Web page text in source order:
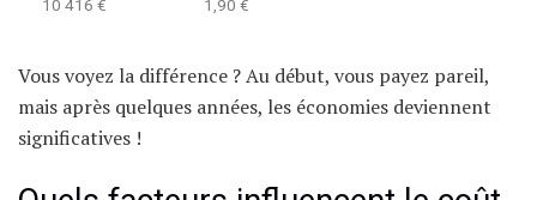
10 416 € 1,90 €
Vous voyez la différence ? Au début, vous payez pareil,
mais après quelques années, les économies deviennent
significatives !